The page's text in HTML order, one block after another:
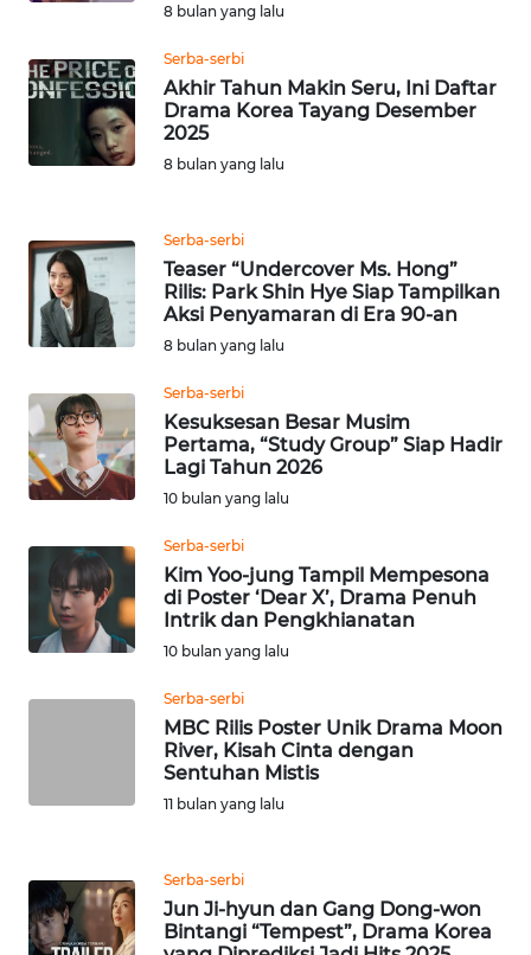
8 bulan yang lalu
Serba-serbi
Akhir Tahun Makin Seru, Ini Daftar
Drama Korea Tayang Desember
2025
8 bulan yang lalu
Serba-serbi
Teaser “Undercover Ms. Hong”
Rilis: Park Shin Hye Siap Tampilkan
Aksi Penyamaran di Era 90-an
8 bulan yang lalu
Serba-serbi
Kesuksesan Besar Musim
Pertama, “Study Group” Siap Hadir
Lagi Tahun 2026
10 bulan yang lalu
Serba-serbi
Kim Yoo-jung Tampil Mempesona
di Poster ‘Dear X’, Drama Penuh
Intrik dan Pengkhianatan
10 bulan yang lalu
Serba-serbi
MBC Rilis Poster Unik Drama Moon
River, Kisah Cinta dengan
Sentuhan Mistis
11 bulan yang lalu
Serba-serbi
Jun Ji-hyun dan Gang Dong-won
Bintangi “Tempest”, Drama Korea
EDITORIAL
BERITA
KONTAK
KAMI
INFO
IKLAN
TENTANG
PEDOMAN
MEDIA
SIBER
Wahana
News
Regional